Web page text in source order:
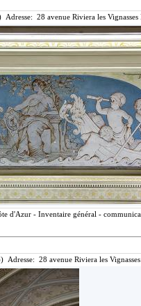
28 avenue Riviera les
d'Azur - Inventaire général -
Adresse: 28 avenue Riviera les